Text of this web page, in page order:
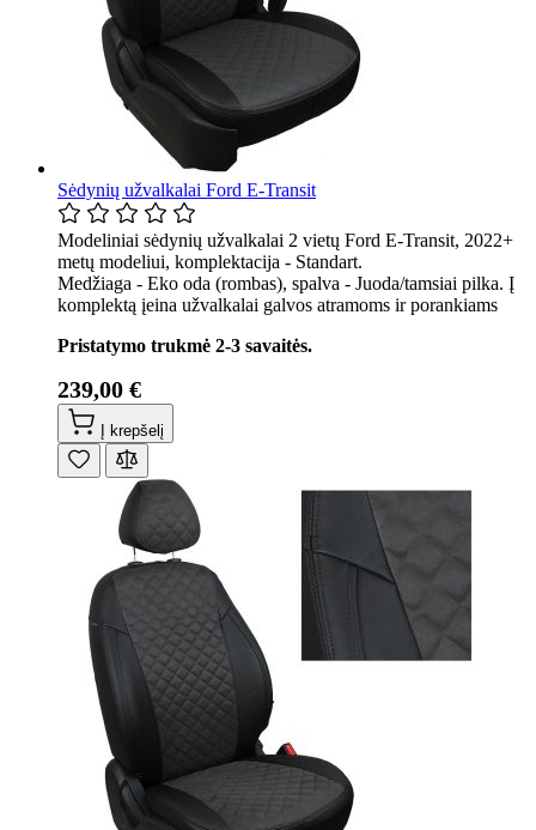
Sėdynių užvalkalai Ford E-Transit
Modeliniai sėdynių užvalkalai 2 vietų Ford E-Transit, 2022+
metų modeliui, komplektacija - Standart.
Medžiaga - Eko oda (rombas), spalva - Juoda/tamsiai pilka. Į
komplektą įeina užvalkalai galvos atramoms ir porankiams
Pristatymo trukmė 2-3 savaitės.
239,00 €
Į krepšelį